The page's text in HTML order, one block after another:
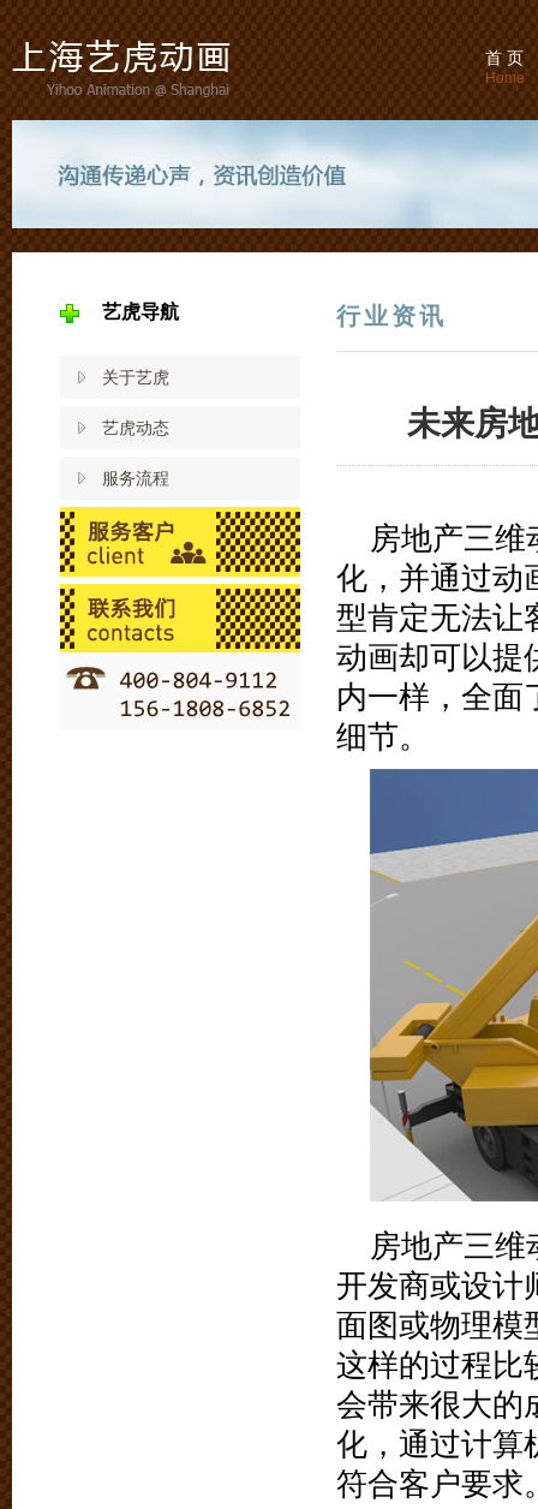
首 页
Home
艺虎导航
关于艺虎
艺虎动态
服务流程
行业资讯
未来房
房地产三
化，并通过动
型肯定无法让
动画却可以提
内一样，全面
细节。
房地产三
开发商或设计
面图或物理模
这样的过程比
会带来很大的
化，通过计算
符合客户要求